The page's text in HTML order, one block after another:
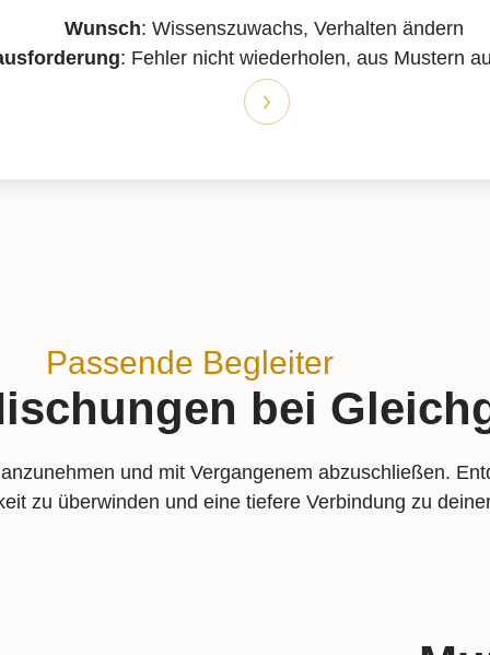
Wunsch: Wissenszuwachs, Verhalten ändern
: Fehler nicht wiederholen, aus Mustern
Passende Begleiter
bei
und mit Vergangenem abzuschließen.
zu überwinden und eine tiefere Verbindung zu